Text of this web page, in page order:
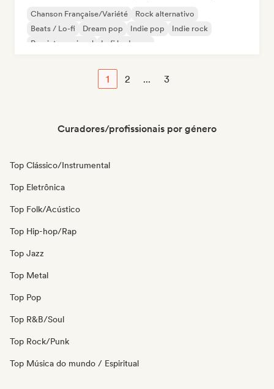
Chanson Française/Variété
Rock alternativo
Beats / Lo-fi
Dream pop Indie pop
Indie rock
Pop internacional
Lofi bedroom
1 2 ... 3
Curadores/profissionais por género
Top Clássico/Instrumental
Top Eletrônica
Top Folk/Acústico
Top Hip-hop/Rap
Top Jazz
Top Metal
Top Pop
Top R&B/Soul
Top Rock/Punk
Top Música do mundo / Espiritual